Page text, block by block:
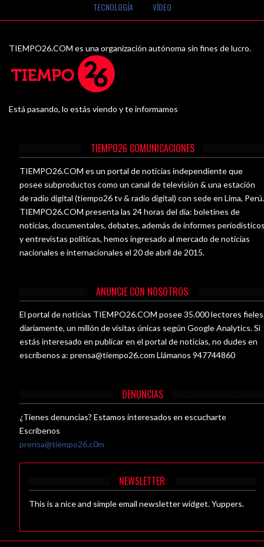
TECNOLOGÍA
VÍDEO
TIEMPO26.COM es una organización autónoma sin fines de lucro.
Está pasando, lo estás viendo y te informamos
TIEMPO26 COMUNICACIONES
TIEMPO26.COM es un portal de noticias independiente que
posee subproductos como un canal de televisión & una estación
de radio digital (tiempo26 tv & radio digital) con sede en Lima, Perú.
TIEMPO26.COM presenta las 24 horas del día: boletines de
noticias, documentales, debates, además de informes
y entrevistas políticas, hemos ingresado al mercado de noticias
nacionales e internacionales el 20 de abril de 2015.
ANUNCIE CON NOSOTROS:
El portal de noticias TIEMPO26.COM posee 35.000 lectores fieles
diariamente, un millón de visitas únicas según Google Analytics. Si
estás interesado en publicar en el portal de noticias, no dudes en
escríbenos a:prensa@tiempo26.com Llámanos 947744860
DENUNCIAS
¿Tienes denuncias? Estamos interesados en escucharte
Escríbenos
prensa@tiempo26.c0m
NEWSLETTER:
This is a nice and simple email newsletter widget. Yuppers.